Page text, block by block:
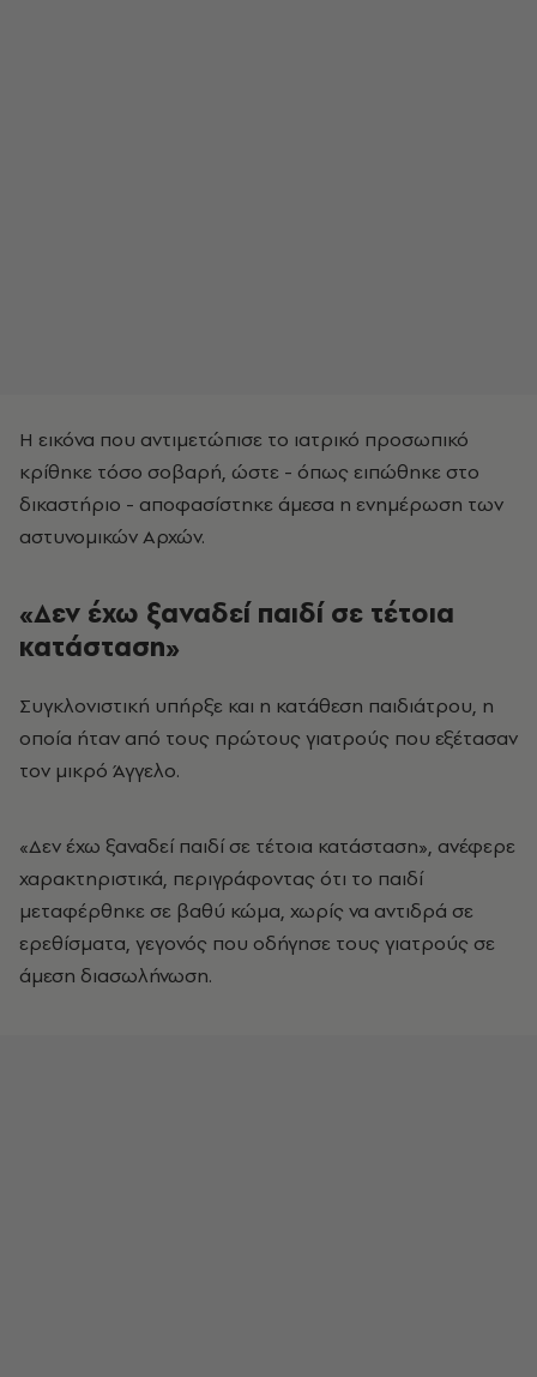
Η εικόνα που αντιμετώπισε το ιατρικό προσωπικό
κρίθηκε τόσο σοβαρή, ώστε - όπως ειπώθηκε στο
δικαστήριο - αποφασίστηκε άμεσα η ενημέρωση των
αστυνομικών Αρχών.
«Δεν έχω ξαναδεί παιδί σε τέτοια
κατάσταση»
Συγκλονιστική υπήρξε και η κατάθεση παιδιάτρου, η
οποία ήταν από τους πρώτους γιατρούς που εξέτασαν
τον μικρό Άγγελο.
«Δεν έχω ξαναδεί παιδί σε τέτοια κατάσταση», ανέφερε
χαρακτηριστικά, περιγράφοντας ότι το παιδί
μεταφέρθηκε σε βαθύ κώμα, χωρίς να αντιδρά σε
ερεθίσματα, γεγονός που οδήγησε τους γιατρούς σε
άμεση διασωλήνωση.